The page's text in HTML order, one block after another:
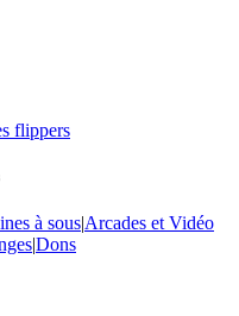
flippers
à sous|Arcades et Vidéo
|Dons